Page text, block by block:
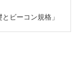
ビーコン規格」